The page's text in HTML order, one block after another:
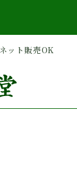
ット販売OK